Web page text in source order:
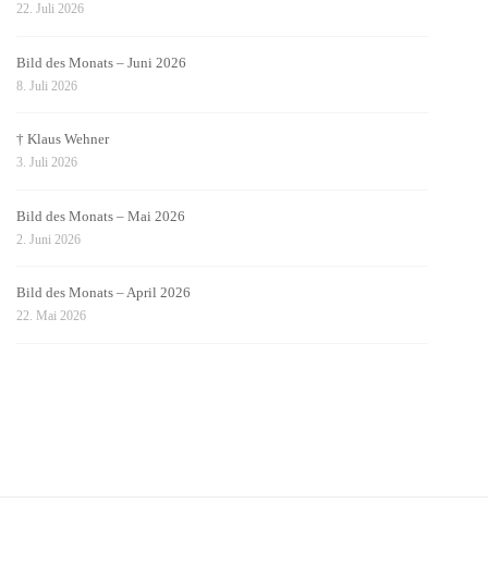
22. Juli 2026
Bild des Monats – Juni 2026
8. Juli 2026
† Klaus Wehner
3. Juli 2026
Bild des Monats – Mai 2026
2. Juni 2026
Bild des Monats – April 2026
22. Mai 2026